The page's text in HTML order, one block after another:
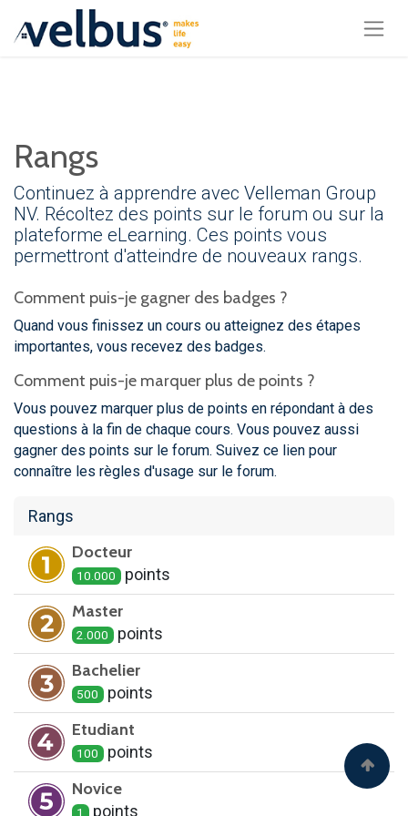
Rangs
Continuez à apprendre avec Velleman Group
NV. Récoltez des points sur le forum ou sur la
plateforme eLearning. Ces points vous
permettront d'atteindre de nouveaux rangs.
Comment puis-je gagner des badges ?
Quand vous finissez un cours ou atteignez des étapes
importantes, vous recevez des badges.
Comment puis-je marquer plus de points ?
Vous pouvez marquer plus de points en répondant à des
questions à la fin de chaque cours. Vous pouvez aussi
gagner des points sur le forum. Suivez ce lien pour
connaître les règles d'usage sur le forum.
Rangs
Docteur
10.000 points
Master
2.000 points
Bachelier
500 points
Etudiant
100 points
Novice
1 points